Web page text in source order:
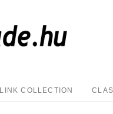
LINK COLLECTION